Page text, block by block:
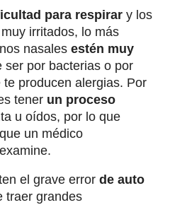
para respirar y los
irritados, lo más
nasales estén muy
ser por bacterias o por
producen alergias. Por
tener un proceso
u oídos, por lo que
un médico
el grave error de auto
traer grandes